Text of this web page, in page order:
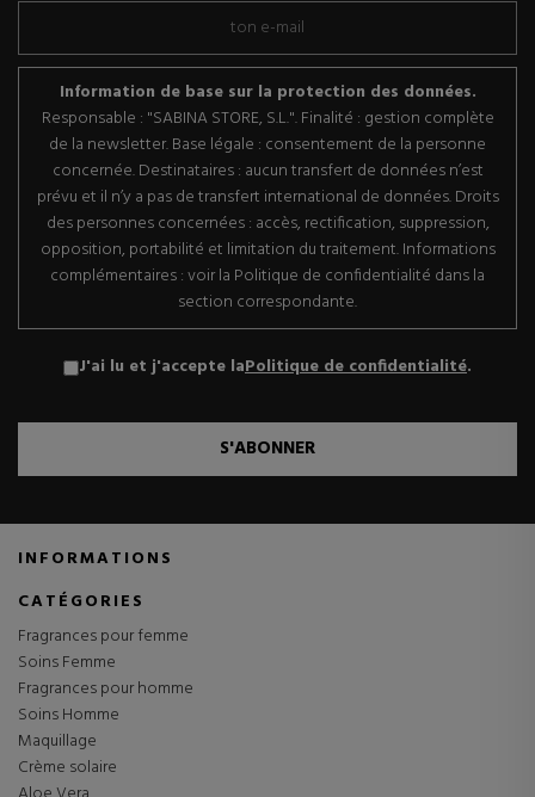
Information de base sur la protection des données.
Responsable : "SABINA STORE, S.L.". Finalité : gestion complète
de la newsletter. Base légale : consentement de la personne
concernée. Destinataires : aucun transfert de données n’est
prévu et il n’y a pas de transfert international de données. Droits
des personnes concernées : accès, rectification, suppression,
opposition, portabilité et limitation du traitement. Informations
complémentaires : voir la Politique de confidentialité dans la
section correspondante.
J'ai lu et j'accepte laPolitique de confidentialité.
S'ABONNER
INFORMATIONS
CATÉGORIES
Fragrances pour femme
Soins Femme
Fragrances pour homme
Soins Homme
Maquillage
Crème solaire